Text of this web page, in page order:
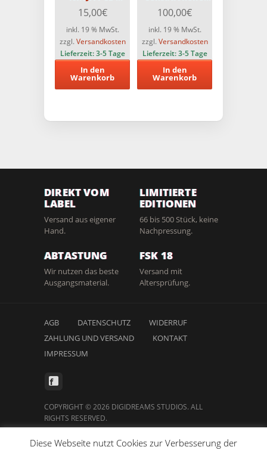
Edition (2 Disc-
Edition) Limitiert
auf 1000 St.
15,00€
inkl. 19 % MwSt.
zzgl. Versandkosten
Lieferzeit:3-5 Tage
In den
Warenkorb
„Ich spare über
50%
Herbst/Winter-
Überraschungspaket“!!
100,00€
inkl. 19 % MwSt.
zzgl. Versandkosten
Lieferzeit:3-5 Tage
In den
Warenkorb
DIREKT VOM
LABEL
Versand aus eigener
Hand.
LIMITIERTE
EDITIONEN
66 bis 500 Stück, keine
Nachpressung.
ABTASTUNG
Wir nutzen das beste
Ausgangsmaterial.
FSK 18
Versand mit
Altersprüfung.
AGB DATENSCHUTZ
WIDERRUF
ZAHLUNG UND VERSAND
KONTAKT
IMPRESSUM
COPYRIGHT © 2026 DIGIDREAMS STUDIOS. ALL
RIGHTS RESERVED.
Diese Webseite nutzt Cookies zur Verbesserung der